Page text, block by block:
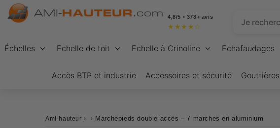
4,8/5 • 378+ avis
★ ★ ★ ★ ☆
Échelles Echelle de toit Echelle à Crinoline Echafaudages
Accès BTP et industrie Accessoires et sécurité Gouttières
Ami-hauteur › › Marchepieds double accès – 7 marches en aluminium